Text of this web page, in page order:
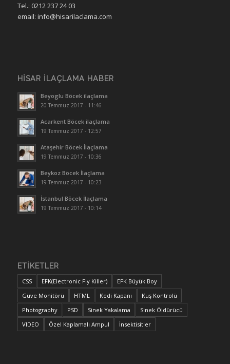
Tel.: 0212 237 24 03
email: info@hisarilaclama.com
HISAR İLAÇLAMA HABER
Beyoglu Böcek ilaçlama
20 Temmuz 2017 - 11:46
Acarkent Böcek ilaçlama
19 Temmuz 2017 - 12:57
Ataşehir Böcek İlaçlama
19 Temmuz 2017 - 10:36
Beykoz Böcek İlaçlama
19 Temmuz 2017 - 10:23
İstanbul Böcek İlaçlama
19 Temmuz 2017 - 10:14
ETIKETLER
CSS EFK(Electronic Fly Killer)
EFK Büyük Boy
Güve Monitörü
HTML Kedi Kapanı
Kuş Kontrolü
Photography
PSD Sinek Yakalama
Sinek Öldürücü
VIDEO
Özel Kaplamalı Ampul İnsektisitler